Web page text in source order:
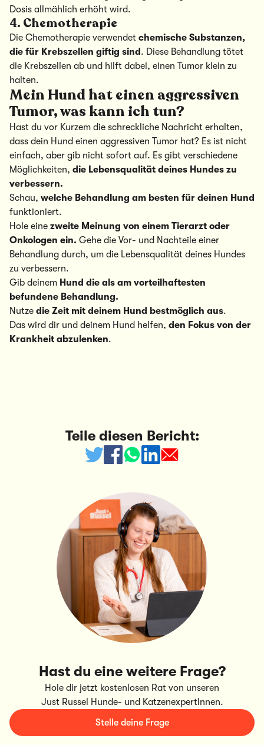
Dosis allmählich erhöht wird.
4. Chemotherapie
Die Chemotherapie verwendet chemische Substanzen,
die für Krebszellen giftig sind . Diese Behandlung tötet
die Krebszellen ab und hilft dabei, einen Tumor klein zu
halten.
Mein Hund hat einen aggressiven
Tumor, was kann ich tun?
Hast du vor Kurzem die schreckliche Nachricht erhalten,
dass dein Hund einen aggressiven Tumor hat? Es ist nicht
einfach, aber gib nicht sofort auf. Es gibt verschiedene
Möglichkeiten, die Lebensqualität deines Hundes zu
verbessern.
Schau, welche Behandlung am besten für deinen Hund
funktioniert.
Hole eine zweite Meinung von einem Tierarzt oder
Onkologen ein. Gehe die Vor- und Nachteile einer
Behandlung durch, um die Lebensqualität deines Hundes
zu verbessern.
Gib deinem Hund die als am vorteilhaftesten
befundene Behandlung.
Nutze die Zeit mit deinem Hund bestmöglich aus.
Das wird dir und deinem Hund helfen, den Fokus von der
Krankheit abzulenken.
Teile diesen Bericht:
Hast du eine weitere Frage?
Hole dir jetzt kostenlosen Rat von unseren
Just Russel Hunde- und KatzenexpertInnen.
Stelle deine Frage